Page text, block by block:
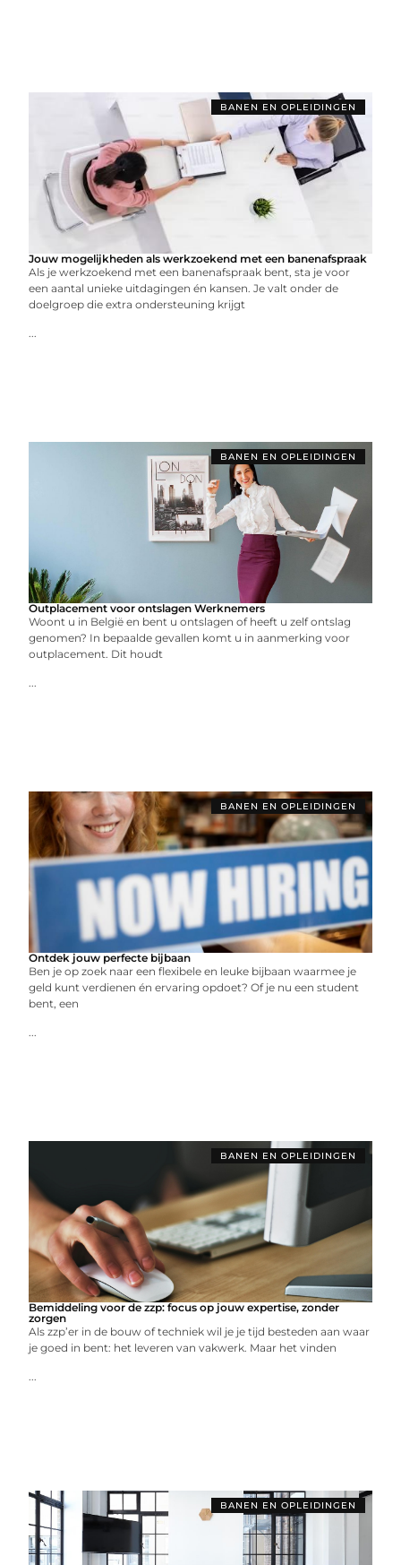
BANEN EN OPLEIDINGEN
Jouw mogelijkheden als werkzoekend met een banenafspraak
Als je werkzoekend met een banenafspraak bent, sta je voor
een aantal unieke uitdagingen én kansen. Je valt onder de
doelgroep die extra ondersteuning krijgt
...
BANEN EN OPLEIDINGEN
Outplacement voor ontslagen Werknemers
Woont u in België en bent u ontslagen of heeft u zelf ontslag
genomen? In bepaalde gevallen komt u in aanmerking voor
outplacement. Dit houdt
...
BANEN EN OPLEIDINGEN
Ontdek jouw perfecte bijbaan
Ben je op zoek naar een flexibele en leuke bijbaan waarmee je
geld kunt verdienen én ervaring opdoet? Of je nu een student
bent, een
...
BANEN EN OPLEIDINGEN
Bemiddeling voor de zzp: focus op jouw expertise, zonder
zorgen
Als zzp’er in de bouw of techniek wil je je tijd besteden aan waar
je goed in bent: het leveren van vakwerk. Maar het vinden
...
BANEN EN OPLEIDINGEN